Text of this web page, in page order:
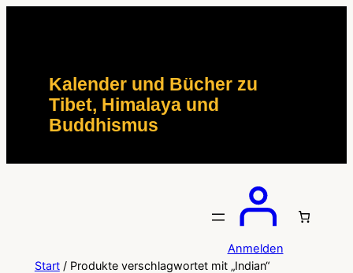
Kalender und Bücher zu
Tibet, Himalaya und
Buddhismus
Anmelden
Start/ Produkte verschlagwortet mit „Indian“